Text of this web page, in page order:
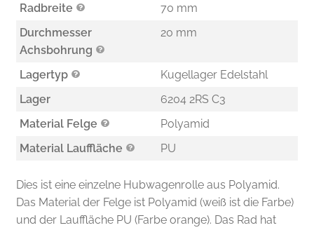
Dies ist eine einzelne Hubwagenrolle aus Polyamid.
Das Material der Felge ist Polyamid (weiß ist die Farbe)
und der Lauffläche PU (Farbe orange). Das Rad hat
Radbreite
70 mm
Durchmesser
Achsbohrung
20 mm
Lagertyp
Kugellager Edelstahl
Lager
6204 2RS C3
Material Felge
Polyamid
Material Lauffläche
PU